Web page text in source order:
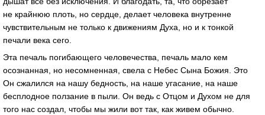
не крайнюю плоть, но сердце, делает человека внутренне
чувствительным не только к движениям Духа, но и к тонкой
печали века сего.
Эта печаль погибающего человечества, печаль мало кем
осознанная, но несомненная, свела с Небес Сына Божия. Это
Он сжалился на нашу бедность, на наше угасание, на наше
бесплодное ползание в пыли. Он ведь с Отцом и Духом не для
того нас создал, чтобы мы жили вот так, как живем обычно.